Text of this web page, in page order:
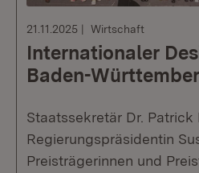
21.11.2025 Wirtschaft
Internationaler
Baden-
Staatssekretär Dr. Patrick
Regierungspräsidentin
Preisträgerinnen und